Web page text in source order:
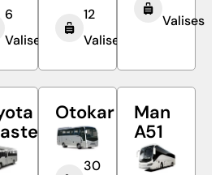
6
Valises
12
Valises
Valises
Otokar
30
Man
A51